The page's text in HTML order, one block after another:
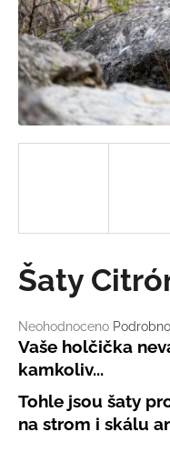
Průměrné
hodnocení
produktu
je
0,0
z
5
Neohodnoceno
Šaty
Vaše holčička
kamkoliv...
Tohle jsou šaty
na strom i skálu
a
j
í
t
?
D
p
o
r
u
č
u